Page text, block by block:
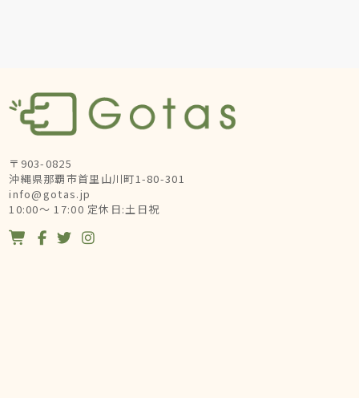
〒903-0825
沖縄県那覇市首里山川町1-80-301
info@gotas.jp
10:00～ 17:00 定休日:土日祝
   